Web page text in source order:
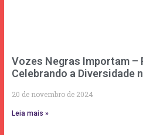
Vozes Negras Importam –
Celebrando a Diversidade
20 de novembro de 2024
Leia mais »